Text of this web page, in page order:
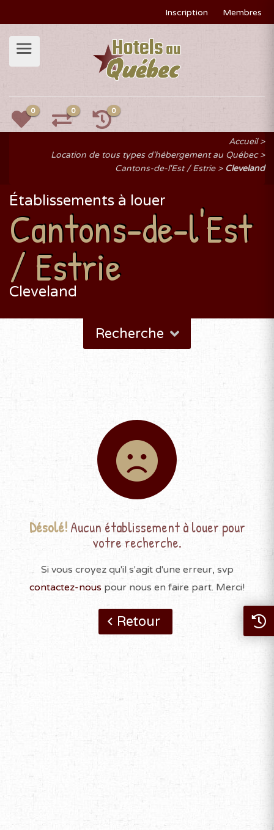
Inscription Membres
0 0 0
Accueil
Location de tous types d'hébergement au Québec
Cantons-de-l'Est / Estrie
Cleveland
Établissements à louer
Cantons-de-l'Est
/ Estrie
Cleveland
Recherche
Désolé!Aucun établissement à louer pour
votre recherche.
Si vous croyez qu'il s'agit d'une erreur, svp
contactez-nous pour nous en faire part. Merci!
Retour